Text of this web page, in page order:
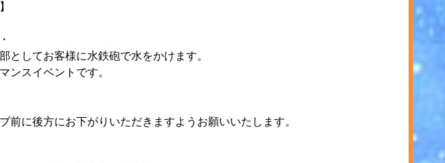
としてお客様に水鉄砲で水をかけます。
ンスイベントです。
前に後方にお下がりいただきますようお願いいたします。